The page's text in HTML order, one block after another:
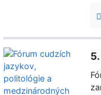
5.